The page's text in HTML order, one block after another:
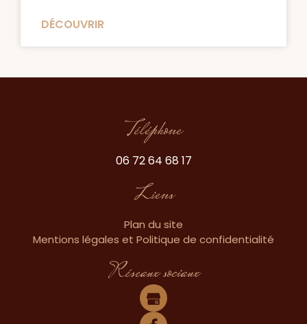
DÉCOUVRIR
Téléphone
06 72 64 68 17
Liens
Plan du site
Mentions légales et Politique de confidentialité
Réseaux sociaux